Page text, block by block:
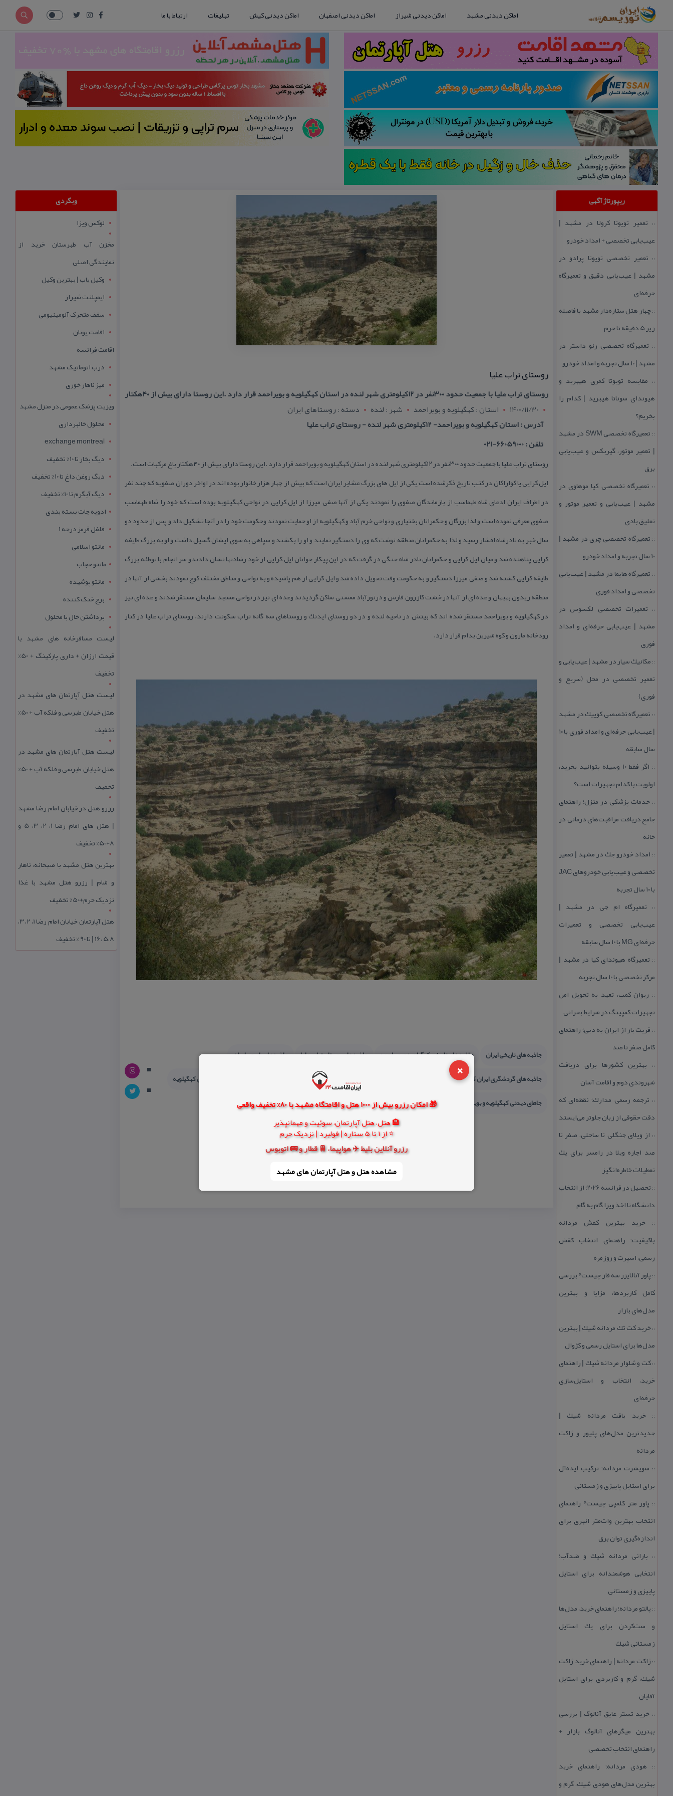
×
🎁 امکان رزرو بیش از 1000 هتل و اقامتگاه مشهد با 80% تخفیف واقعی
🏨 هتل، هتل آپارتمان، سوئیت و مهمانپذیر
⭐ از 1 تا 5 ستاره | فولبرد | نزدیک حرم
رزرو آنلاین بلیط ✈️ هواپیما، 🚆 قطار و 🚌 اتوبوس
مشاهده هتل و هتل‌ آپارتمان های مشهد
اماکن دیدنی مشهد اماکن دیدنی شیراز اماکن دیدنی اصفهان اماکن دیدنی کیش تبلیغات ارتباط با ما
ریپورتاژ آگهی
:: تعمیر تویوتا كرولا در مشهد |
عیب‌یابی تخصصی + امداد خودرو
:: تعمیر تخصصی تویوتا پرادو در
مشهد | عیب‌یابی دقیق و تعمیرگاه
حرفه‌ای
::چهار هتل‌ ستاره‌دار مشهد با فاصله
زیر 5 دقیقه تا حرم
:: تعمیرگاه تخصصی رنو داستر در
مشهد | ۱۰ سال تجربه و امداد خودرو
:: مقایسه تویوتا كمری هیبرید و
هیوندای سوناتا هیبرید | كدام را
بخریم؟
::
تعمیرگاه تخصصی SWM در مشهد
| تعمیر موتور، گیربكس و عیب‌یابی
برق
:: تعمیرگاه تخصصی كیا موهاوی در
مشهد | عیب‌یابی و تعمیر موتور و
تعلیق بادی
:: تعمیرگاه تخصصی چری در مشهد |
۱۰ سال تجربه و امداد خودرو
:: تعمیرگاه هایما در مشهد | عیب‌یابی
تخصصی و امداد فوری
:: تعمیرات تخصصی لكسوس در
مشهد | عیب‌یابی حرفه‌ای و امداد
فوری
:: مكانیك سیار در مشهد | عیب‌یابی و
تعمیر تخصصی در محل (سریع و
فوری)
:: تعمیرگاه تخصصی كوییك در مشهد
| عیب‌یابی حرفه‌ای و امداد فوری با ۱۰
سال سابقه
::
اگر فقط 10 وسیله بتوانید بخرید،
اولویت با كدام تجهیزات است؟
:: خدمات پزشكی در منزل؛ راهنمای
جامع دریافت مراقبت‌های درمانی در
خانه
:: امداد خودرو جك در مشهد | تعمیر
تخصصی و عیب‌یابی خودروهای JAC
با ۱۰ سال تجربه
:: تعمیرگاه ام جی در مشهد |
عیب‌یابی تخصصی و تعمیرات
حرفه‌ای MG با ۱۰ سال سابقه
:: تعمیرگاه هیوندای كیا در مشهد |
مركز تخصصی با ۱۰ سال تجربه
:: ریوان كمپ، تعهد به تحویل امن
تجهیزات كمپینگ در شرایط بحرانی
:: فریت بار از ایران به دبی؛ راهنمای
كامل صفر تا صد
:: بهترین كشورها برای دریافت
شهروندی دوم و اقامت آسان
:: ترجمه رسمی مدارك؛ نقطه‌ای كه
دقت حقوقی از زبان جلوتر می‌ایستد
:: از ویلای جنگلی تا ساحلی، صفر تا
صد اجاره ویلا در رامسر برای یك
تعطیلات خاطره‌انگیز
::
تحصیل در فرانسه 2026؛ از انتخاب
دانشگاه تا اخذ ویزا گام به گام
::خرید بهترین كفش مردانه
باكیفیت؛ راهنمای انتخاب كفش
رسمی، اسپرت و روزمره
:: پاور آنالایزر سه فاز چیست؟ بررسی
كامل كاربردها، مزایا و بهترین
مدل‌های بازار
::خرید كت تك مردانه شیك | بهترین
مدل‌ها برای استایل رسمی و كژوال
::كت و شلوار مردانه شیك | راهنمای
خرید، انتخاب و استایل‌سازی
حرفه‌ای
::خرید بافت مردانه شیك |
جدیدترین مدل‌های پلیور و ژاكت
مردانه
:: سویشرت مردانه؛ تركیب ایده‌آل
برای استایل پاییزی و زمستانی
:: پاور متر كلمپی چیست؟ راهنمای
انتخاب بهترین وات‌متر انبری برای
اندازه‌گیری توان برق
:: بارانی مردانه شیك و ضدآب؛
انتخابی هوشمندانه برای استایل
پاییزی و زمستانی
:: پالتو مردانه؛ راهنمای خرید، مدل‌ها
و ست‌كردن برای یك استایل
زمستانی شیك
::ژاكت مردانه | راهنمای خرید ژاكت
شیك، گرم و كاربردی برای استایل
آقایان
:: خرید تستر عایق آنالوگ | بررسی
بهترین میگرهای آنالوگ بازار +
راهنمای انتخاب تخصصی
:: هودی مردانه؛ راهنمای خرید
بهترین مدل‌های هودی شیك، گرم و
روستای تراب علیا
روستای تراب علیا با جمعیت حدود ۳۰۰نفر در ۱۲كیلومتری شهر لنده در استان كهگیلویه و بویراحمد قرار دارد .این روستا دارای بیش از ۴۰هكتار
1400/11/30
استان : کهگيلويه و بويراحمد شهر : لنده
دسته : روستاهای ایران
آدرس : استان كهگیلویه و بویراحمد- 12كیلومتری شهر لنده - روستای تراب علیا
تلفن : 66059000-021
روستای تراب علیا با جمعیت حدود ۳۰۰نفر در ۱۲كیلومتری شهر لنده در استان كهگیلویه و بویراحمد قرار دارد .این روستا دارای بیش از ۴۰هكتار باغ مركبات است.
ایل كرایی یا كواراكان در كتب تاریخ ذكرشده است یكی از ایل های بزرگ عشایر ایران است كه بیش از چهار هزار خانوار بوده اند در اواخر دوران صفویه كه چند نفر
در اطراف ایران ادعای شاه طهماسب از بازماندگان صفوی را نمودند یكی از آنها صفی میرزا از ایل كرایی در نواحی كهگیلویه بوده است كه خود را شاه طهماسب
صفوی معرفی نموده است و لذا بزرگان و حكمرانان بختیاری و نواحی خرم آباد و كهگیلویه از او حمایت نمودند وحكومت خود را در آنجا تشكیل داد و پس از حدود دو
سال خبر به نادرشاه افشار رسید و لذا به حكمرانان منطقه نوشت كه وی را دستگیر نمایند و او را بكشند و سپاهی به سوی ایشان گسیل داشت و او به بزرگ طایفه
كرایی پناهنده شد و میان ایل كرایی و حكمرانان نادر شاه جنگی در گرفت كه در این پیكار جوانان ایل كرایی از خود رشادتها نشان دادندو سر انجام با توطئه بزرگ
طایفه كرایی كشته شد و صفی میرزا دستگیر و به حكومت وقت تحویل داده شد و ایل كرایی از هم پاشیده و به نواحی و مناطق مختلف كوچ نمودند بخشی از آنها در
منطقه زیدون بهبهان و عده ای از آنها در خشت كازرون فارس و درنورآباد ممسنی ساكن گردیدند وعده ای نیز در نواحی مسجد سلیمان مستقر شدند و عده ای نیز
در كهگیلویه و بویراحمد مستقر شده اند كه بیتش در ناحیه لنده و در دو روستای ایدنك و روستاهای سه گانه تراب سكونت دارند. روستای تراب علیا در كنار
رودخانه مارون و كوه شیرین بدام قرار دارد.
جاذبه های تاریخی ایران جاذبه های تاریخی كهگیلویه و بویراحمد جاذبه های روستای تراب علیا
جاذبه های طبیعی ایران
جاذبه های گردشگری ایران كجاست
جاهای دیدنی ایران كجاست
جاهای دیدنی شهرستان كهگیلویه
جاهای دیدنی كهگیلویه و بویراحمد
دیدنیهای ایران
وبگردی
لوکس ویزا
مخزن آب طبرستان خرید از
نمایندگی اصلی
وکیل یاب | بهترین وکیل
ایمپلنت شیراز
سقف متحرک آلومینیومی
اقامت یونان
اقامت فرانسه
درب اتوماتیک مشهد
میز ناهار خوری
ویزیت پزشک عمومی در منزل مشهد
محلول خالبرداری
exchange montreal
دیگ بخار تا 10% تخفیف
دیگ روغن داغ تا 10% تخفیف
دیگ آبگرم تا 10% تخفیف
ادویه جات بسته بندی
فلفل قرمز درجه 1
مانتو اسلامی
مانتو حجاب
مانتو پوشیده
برج خنک کننده
برداشتن خال با محلول
لیست مسافرخانه های مشهد با
قیمت ارزان + داری پارکینگ + 50%
تخفیف
لیست هتل آپارتمان های مشهد در
هتل خیابان طبرسی و فلکه آب + 50%
تخفیف
لیست هتل آپارتمان های مشهد در
هتل خیابان طبرسی و فلکه آب + 50%
تخفیف
رزرو هتل در خیابان امام رضا مشهد
| هتل‌ های امام رضا 1، 2، 3، 5 و
8+50% تخفیف
بهترین هتل مشهد با صبحانه، ناهار
و شام | رزرو هتل مشهد با غذا
نزدیک حرم+50% تخفیف
هتل آپارتمان خیابان امام رضا 1، 2، 3،
5،8 ،16 | تا 90 % تخفیف